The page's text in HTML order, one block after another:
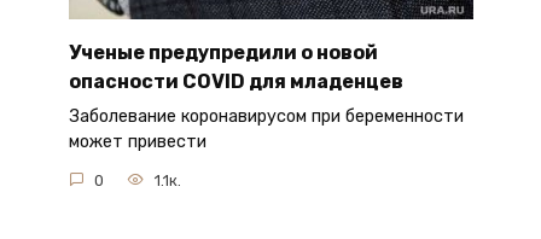
Ученые предупредили о новой
опасности COVID для младенцев
Заболевание коронавирусом при беременности
может привести
0 1.1к.